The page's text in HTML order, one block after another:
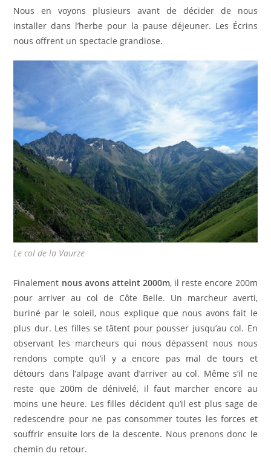
Nous en voyons plusieurs avant de décider de nous
installer dans l’herbe pour la pause déjeuner. Les Écrins
nous offrent un spectacle grandiose.
Le col de la Vaurze
Finalement nous avons atteint 2000m, il reste encore 200m
pour arriver au col de Côte Belle. Un marcheur averti,
buriné par le soleil, nous explique que nous avons fait le
plus dur. Les filles se tâtent pour pousser jusqu’au col. En
observant les marcheurs qui nous dépassent nous nous
rendons compte qu’il y a encore pas mal de tours et
détours dans l’alpage avant d’arriver au col. Même s’il ne
reste que 200m de dénivelé, il faut marcher encore au
moins une heure. Les filles décident qu’il est plus sage de
redescendre pour ne pas consommer toutes les forces et
souffrir ensuite lors de la descente. Nous prenons donc le
chemin du retour.